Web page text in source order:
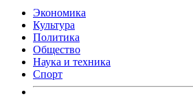
Экономика
Культура
Политика
Общество
Наука и техника
Спорт